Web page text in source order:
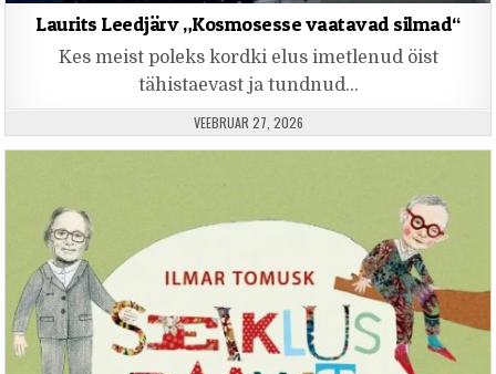
Laurits Leedjärv „Kosmosesse vaatavad silmad“
Kes meist poleks kordki elus imetlenud öist
tähistaevast ja tundnud…
PUBLISHED DATE:
VEEBRUAR 27, 2026